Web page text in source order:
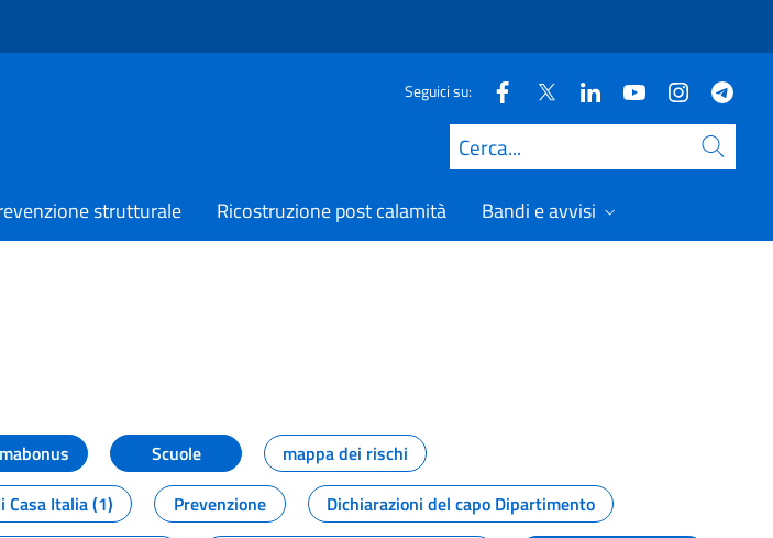
Seguici su:
Cerca
strutturale Ricostruzione post calamità Bandi e avvisi
Scuole
mappa dei rischi
Casa Italia (1) Prevenzione
Dichiarazioni del capo Dipartimento